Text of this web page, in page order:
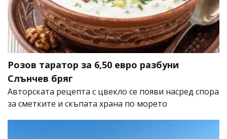
Розов таратор за 6,50 евро разбуни
Слънчев бряг
Авторската рецепта с цвекло се появи насред спора
за сметките и скъпата храна по морето